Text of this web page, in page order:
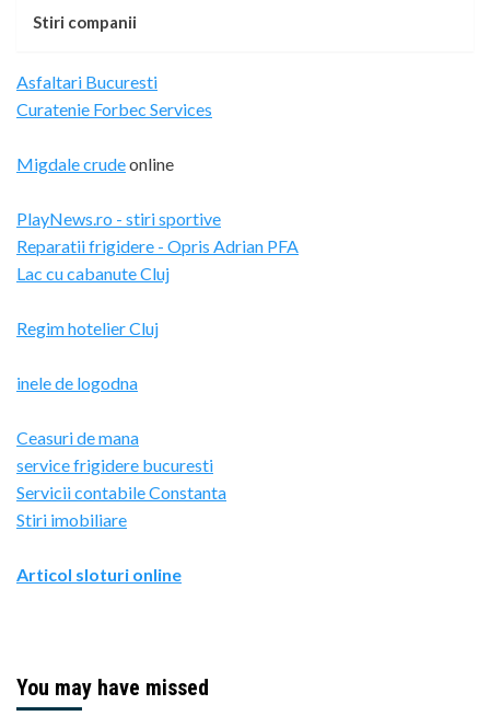
Stiri companii
Asfaltari Bucuresti
Curatenie Forbec Services
Migdale crudeonline
PlayNews.ro - stiri sportive
Reparatii frigidere - Opris Adrian PFA
Lac cu cabanute Cluj
Regim hotelier Cluj
inele de logodna
Ceasuri de mana
service frigidere bucuresti
Servicii contabile Constanta
Stiri imobiliare
Articol sloturi online
You may have missed